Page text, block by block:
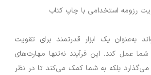
به‌عنوان یک ابزار قدرتمند برای تقویت
عمل کند. این فرآیند نه‌تنها مهارت‌های
بلکه به شما کمک می‌کند تا در نظر